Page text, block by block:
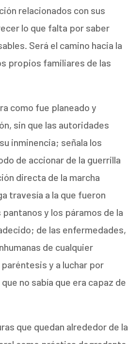
relacionados con sus
lo que falta por saber
Será el camino hacia la
propios familiares de las
como fue planeado y
sin que las autoridades
inminencia; señala los
de accionar de la guerrilla
directa de la marcha
travesía a la que fueron
y los páramos de la
de las enfermedades,
de cualquier
y a luchar por
no sabía que era capaz de
que quedan alrededor de la